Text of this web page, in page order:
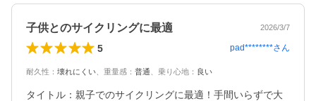
子供とのサイクリングに最適 2026/3/7
5 pad********さん
耐久性 ： 壊れにくい 重量感 ： 普通 乗り心地 ： 良い
タイトル：親子でのサイクリングに最適！手間いらずで大